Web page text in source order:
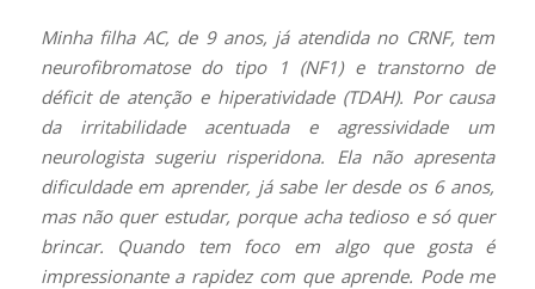
Minha filha AC, de 9 anos, já atendida no CRNF, tem
neurofibromatose do tipo 1 (NF1) e transtorno de
déficit de atenção e hiperatividade (TDAH). Por causa
da irritabilidade acentuada e agressividade um
neurologista sugeriu risperidona. Ela não apresenta
dificuldade em aprender, já sabe ler desde os 6 anos,
mas não quer estudar, porque acha tedioso e só quer
brincar. Quando tem foco em algo que gosta é
impressionante a rapidez com que aprende. Pode me